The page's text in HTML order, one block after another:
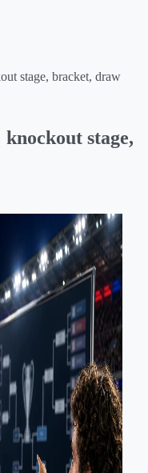
stage, bracket, draw
stage,